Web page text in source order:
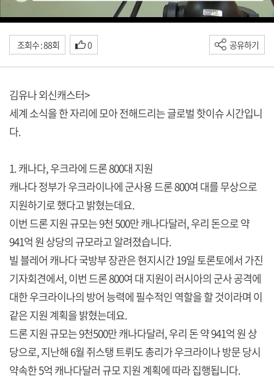
조회수 : 88회 0 공유하기
김유나 외신캐스터>
세계 소식을 한 자리에 모아 전해드리는 글로벌 핫이슈 시간입니
다.
1. 캐나다, 우크라에 드론 800대 지원
캐나다 정부가 우크라이나에 군사용 드론 800여 대를 무상으로
지원하기로 했다고 밝혔는데요.
이번 드론 지원 규모는 9천 500만 캐나다달러, 우리 돈으로 약
941억 원 상당의 규모라고 알려졌습니다.
빌 블레어 캐나다 국방부 장관은 현지시간 19일 토론토에서 가진
기자회견에서, 이번 드론 800여 대 지원이 러시아의 군사 공격에
대한 우크라이나의 방어 능력에 필수적인 역할을 할 것이라며 이
같은 지원 계획을 밝혔는데요.
드론 지원 규모는 9천500만 캐나다달러, 우리 돈 약 941억 원 상
당으로, 지난해 6월 쥐스탱 트뤼도 총리가 우크라이나 방문 당시
약속한 5억 캐나다달러 규모 지원 계획에 따라 집행됩니다.